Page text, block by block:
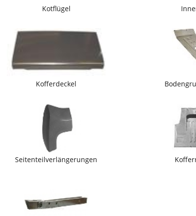
Kotflügel
Kofferdeckel
Seitenteilverlängerungen